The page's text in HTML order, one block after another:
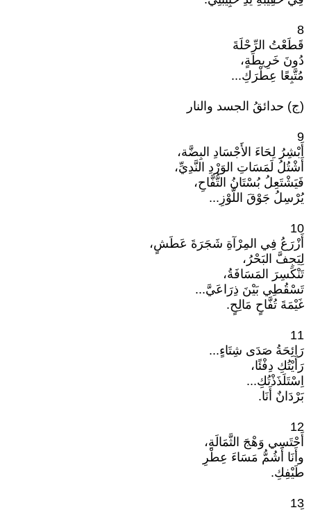
8
قَطَعْتُ الرِّحْلَةَ
دُونَ خَرِيطَةٍ،
مُتَّبِعًا عِطْرَكِ...
(ج) حدائقُ الجسد والنار
9
أَبْشِرُ لِحَاءَ الأَجْسَادِ البِضَّة،
أَشْتُلُ لَمَسَاتِ الوَرْدِ النَّدِيِّ،
فَيَشْتَعِلُ بُسْتَانُ التُّفَّاحِ،
يُرْسِلُ جَوْقَ اللَّوْزِ...
10
أَزْرَعُ فِي المِرْآةِ شَجَرَةَ عَطَشٍ،
لِيَجِفَّ البَحْرُ،
تَنْكَسِرَ المَسَافَةُ،
تَسْقُطِي بَيْنَ ذِرَاعَيَّ...
غَيْمَةَ تُفَّاحٍ مَالِحٍ.
11
رَائِحَةُ صَدَى شِتَاءٍ...
رَأَيْتُكِ دِفْئًا،
اِسْتَلَذَذْتُكِ...
بَرْدَانٌ أَنَا.
12
أَحْتَسِي وَهْجَ الثَّمَالَةِ،
وأَنَا أَشُمُّ مَسَاءَ عِطْرِ
طَيْفِكِ.
13